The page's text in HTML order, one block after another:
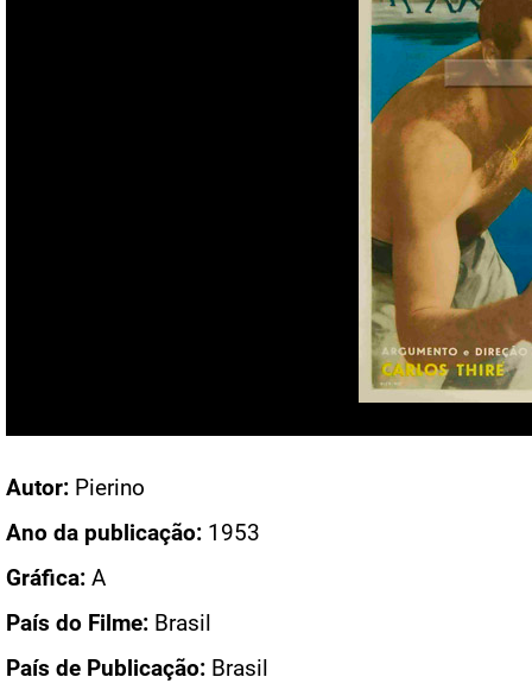
Autor: Pierino
Ano da publicação: 1953
Gráfica: A
País do Filme: Brasil
País de Publicação: Brasil